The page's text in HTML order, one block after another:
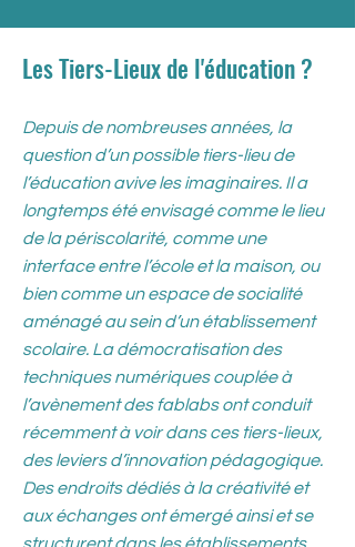
Les Tiers-Lieux de l'éducation ?
Depuis de nombreuses années, la
question d’un possible tiers-lieu de
l’éducation avive les imaginaires. Il a
longtemps été envisagé comme le lieu
de la périscolarité, comme une
interface entre l’école et la maison, ou
bien comme un espace de socialité
aménagé au sein d’un établissement
scolaire. La démocratisation des
techniques numériques couplée à
l’avènement des fablabs ont conduit
récemment à voir dans ces tiers-lieux,
des leviers d’innovation pédagogique.
Des endroits dédiés à la créativité et
aux échanges ont émergé ainsi et se